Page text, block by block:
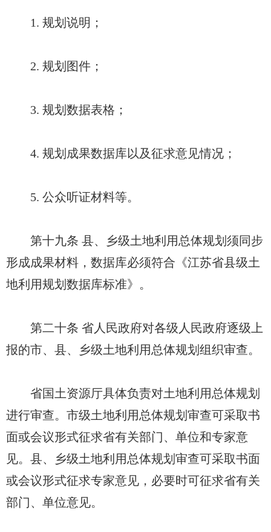
1. 规划说明；
2. 规划图件；
3. 规划数据表格；
4. 规划成果数据库以及征求意见情况；
5. 公众听证材料等。
第十九条 县、乡级土地利用总体规划须同步
形成成果材料，数据库必须符合《江苏省县级土
地利用规划数据库标准》。
第二十条 省人民政府对各级人民政府逐级上
报的市、县、乡级土地利用总体规划组织审查。
省国土资源厅具体负责对土地利用总体规划
进行审查。市级土地利用总体规划审查可采取书
面或会议形式征求省有关部门、单位和专家意
见。县、乡级土地利用总体规划审查可采取书面
或会议形式征求专家意见，必要时可征求省有关
部门、单位意见。